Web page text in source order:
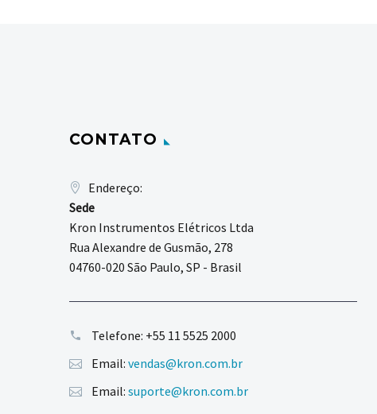
CONTATO
Endereço:
Sede
Kron Instrumentos Elétricos Ltda
Rua Alexandre de Gusmão, 278
04760-020 São Paulo, SP - Brasil
Telefone: +55 11 5525 2000
Email: vendas@kron.com.br
Email: suporte@kron.com.br